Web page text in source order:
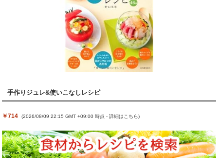
手作りジュレ&使いこなしレシピ
￥714 (2026/08/09 22:15 GMT +09:00 時点 - 詳細はこちら)